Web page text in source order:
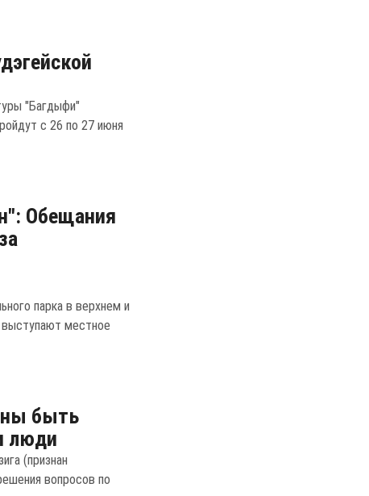
"Багдыфи"
с 26 по 27 июня
Обещания
парка в верхнем и
выступают местное
быть
люди
(признан
вопросов по